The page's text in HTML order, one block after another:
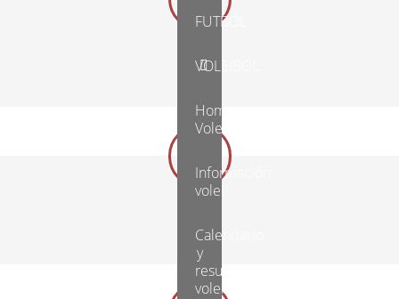
FUTBOL
VOLEIBOL
Home
Voleibol
Información
voleI
Calendario
y
resultados
voleibol
Infantil